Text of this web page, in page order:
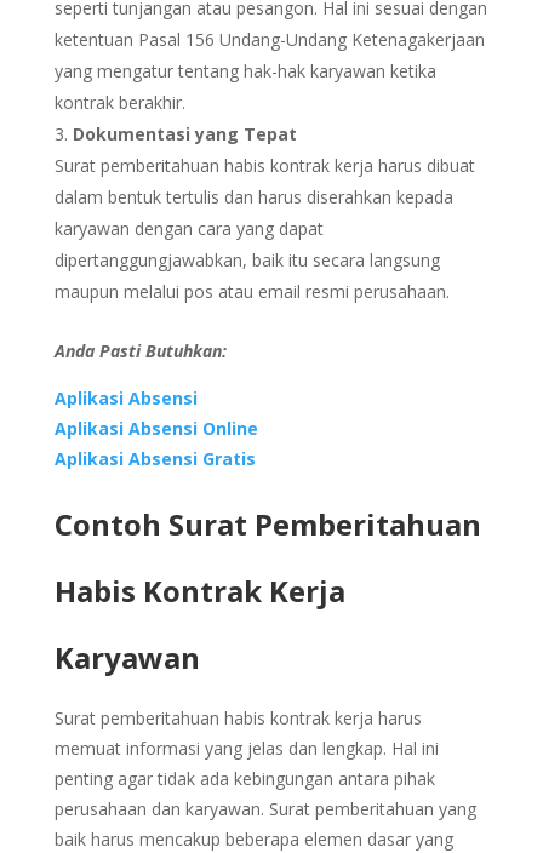
seperti tunjangan atau pesangon. Hal ini sesuai dengan
ketentuan Pasal 156 Undang-Undang Ketenagakerjaan
yang mengatur tentang hak-hak karyawan ketika
kontrak berakhir.
Dokumentasi yang Tepat
Surat pemberitahuan habis kontrak kerja harus dibuat
dalam bentuk tertulis dan harus diserahkan kepada
karyawan dengan cara yang dapat
dipertanggungjawabkan, baik itu secara langsung
maupun melalui pos atau email resmi perusahaan.
Anda Pasti Butuhkan:
Aplikasi Absensi
Aplikasi Absensi Online
Aplikasi Absensi Gratis
Contoh Surat Pemberitahuan
Habis Kontrak Kerja
Karyawan
Surat pemberitahuan habis kontrak kerja harus
memuat informasi yang jelas dan lengkap. Hal ini
penting agar tidak ada kebingungan antara pihak
perusahaan dan karyawan. Surat pemberitahuan yang
baik harus mencakup beberapa elemen dasar yang